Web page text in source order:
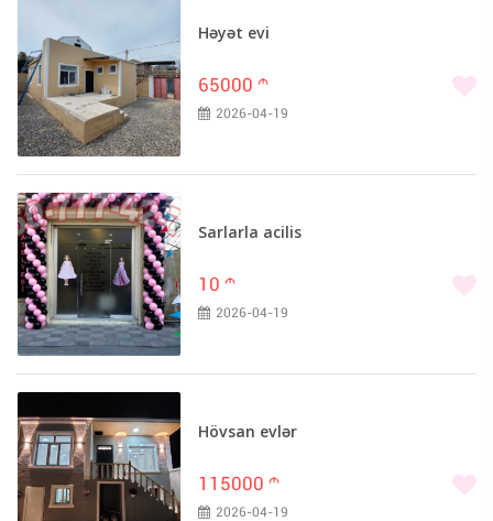
Həyət evi
65000 m
2026-04-19
Sarlarla acilis
10 m
2026-04-19
Hövsan evlər
115000 m
2026-04-19